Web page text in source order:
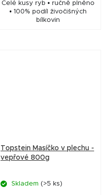
Celé kusy ryb • ručně plněno
• 100% podíl živočišných
bílkovin
Topstein Masíčko v plechu -
vepřové 800g
Skladem (>5 ks)